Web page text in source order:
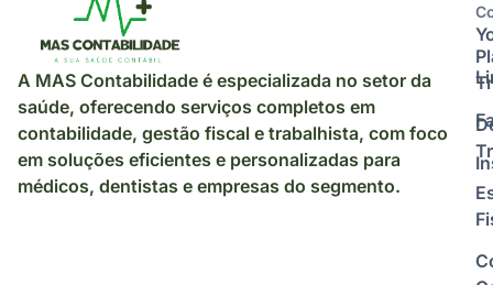
A MAS Contabilidade é especializada no setor da
saúde, oferecendo serviços completos em
contabilidade, gestão fiscal e trabalhista, com foco
em soluções eficientes e personalizadas para
médicos, dentistas e empresas do segmento.